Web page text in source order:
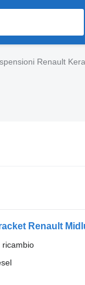
Renault
ricambio